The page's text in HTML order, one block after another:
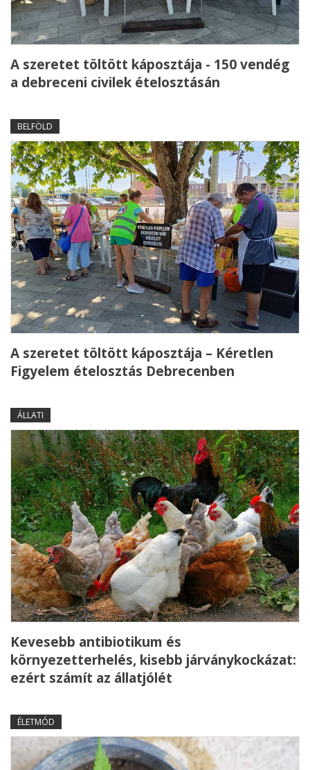
A szeretet töltött káposztája - 150 vendég
a debreceni civilek ételosztásán
BELFÖLD
A szeretet töltött káposztája – Kéretlen
Figyelem ételosztás Debrecenben
ÁLLATI
Kevesebb antibiotikum és
környezetterhelés, kisebb járványkockázat:
ezért számít az állatjólét
ÉLETMÓD